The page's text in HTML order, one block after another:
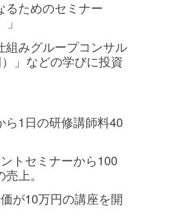
るためのセミナー
組みグループコンサル
）」などの学びに投資
ら1日の研修講師料40
トセミナーから100
上。
が10万円の講座を開